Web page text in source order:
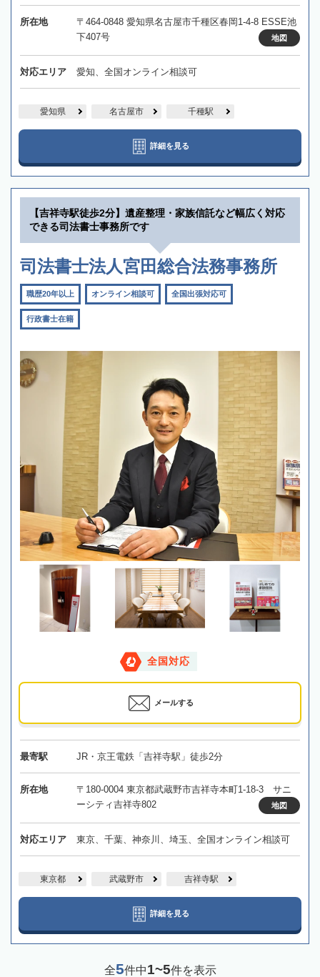
所在地
〒464-0848 愛知県名古屋市千種区春岡1-4-8 ESSE池
下407号
地図
対応エリア 愛知、全国オンライン相談可
愛知県 名古屋市 千種駅
詳細を見る
【吉祥寺駅徒歩2分】遺産整理・家族信託など幅広く対応
できる司法書士事務所です
司法書士法人宮田総合法務事務所
職歴20年以上 オンライン相談可 全国出張対応可
行政書士在籍
全国対応
メールする
最寄駅 JR・京王電鉄「吉祥寺駅」徒歩2分
所在地
〒180-0004 東京都武蔵野市吉祥寺本町1-18-3 サニ
ーシティ吉祥寺802
地図
対応エリア 東京、千葉、神奈川、埼玉、全国オンライン相談可
東京都 武蔵野市 吉祥寺駅
詳細を見る
全5件中1~5件を表示